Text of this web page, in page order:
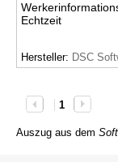
Echtzeit
Hersteller: DSC
1
Auszug aus dem